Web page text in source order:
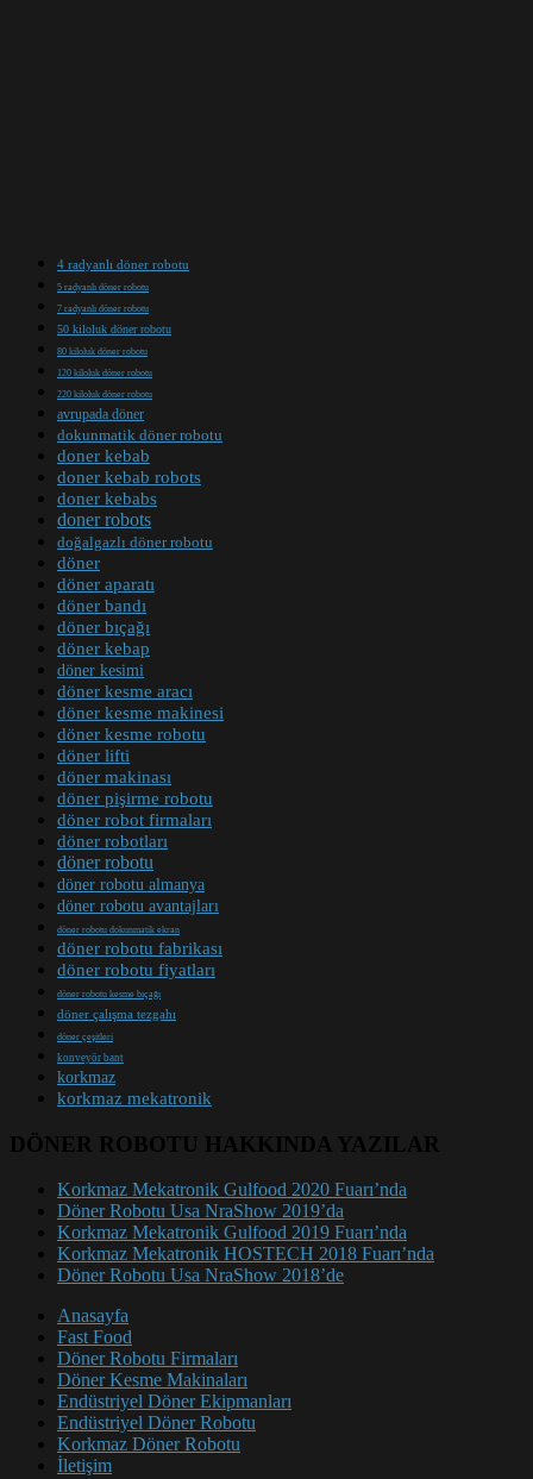
4 radyanlı döner robotu
5 radyanlı döner robotu
7 radyanlı döner robotu
50 kiloluk döner robotu
80 kiloluk döner robotu
120 kiloluk döner robotu
220 kiloluk döner robotu
avrupada döner
dokunmatik döner robotu
doner kebab
doner kebab robots
doner kebabs
doner robots
doğalgazlı döner robotu
döner
döner aparatı
döner bandı
döner bıçağı
döner kebap
döner kesimi
döner kesme aracı
döner kesme makinesi
döner kesme robotu
döner lifti
döner makinası
döner pişirme robotu
döner robot firmaları
döner robotları
döner robotu
döner robotu almanya
döner robotu avantajları
döner robotu dokunmatik ekran
döner robotu fabrikası
döner robotu fiyatları
döner robotu kesme bıçağı
döner çalışma tezgahı
döner çeşitleri
konveyör bant
korkmaz
korkmaz mekatronik
DÖNER ROBOTU HAKKINDA YAZILAR
Korkmaz Mekatronik Gulfood 2020 Fuarı’nda
Döner Robotu Usa NraShow 2019’da
Korkmaz Mekatronik Gulfood 2019 Fuarı’nda
Korkmaz Mekatronik HOSTECH 2018 Fuarı’nda
Döner Robotu Usa NraShow 2018’de
Anasayfa
Fast Food
Döner Robotu Firmaları
Döner Kesme Makinaları
Endüstriyel Döner Ekipmanları
Endüstriyel Döner Robotu
Korkmaz Döner Robotu
İletişim